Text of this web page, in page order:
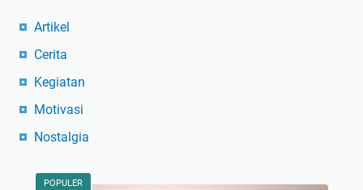
Artikel
Cerita
Kegiatan
Motivasi
Nostalgia
POPULER